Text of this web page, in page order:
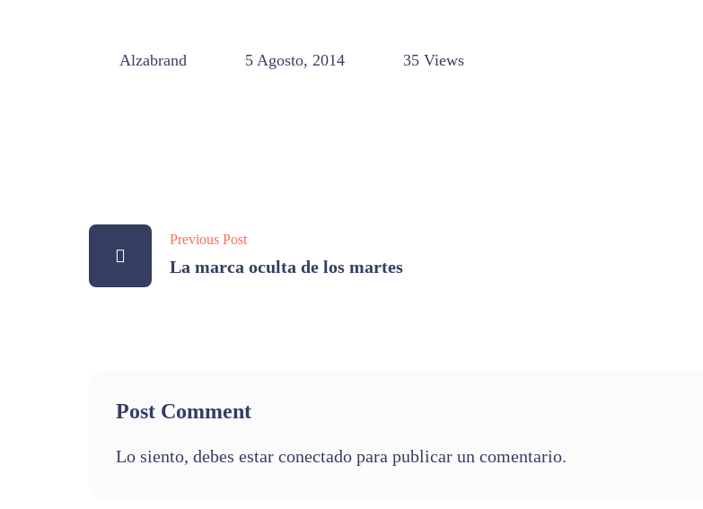
Alzabrand 5 Agosto, 2014 35 Views
Previous Post
La marca oculta de los martes
Post Comment
Lo siento, debes estar conectado para publicar un comentario.